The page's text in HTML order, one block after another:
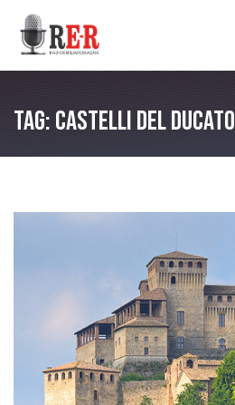
Salta al contenuto principale
Tag: Castelli del Ducato